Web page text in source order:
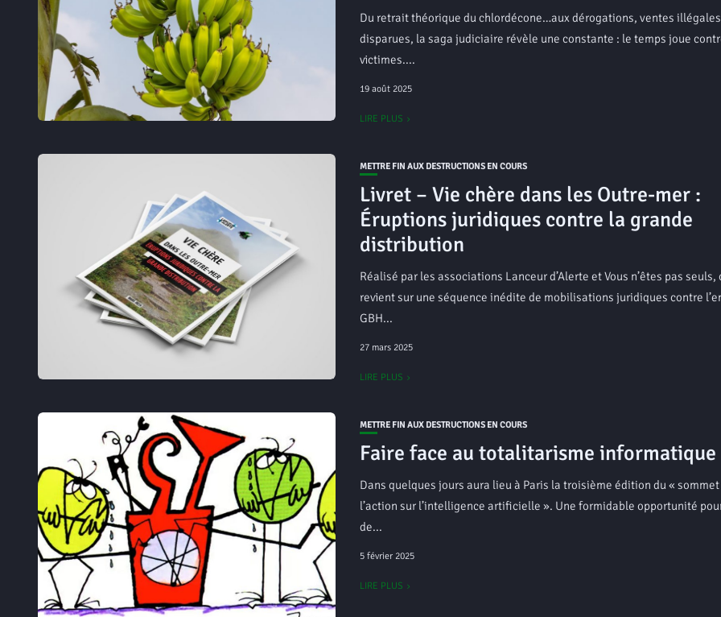
Du retrait théorique du chlordécone…aux dérogations, ventes
disparues, la saga judiciaire révèle une constante : le temps joue
victimes....
19 août 2025
LIRE PLUS
METTRE FIN AUX DESTRUCTIONS EN COURS
Livret – Vie chère dans les Outre-mer :
Éruptions juridiques contre la grande
distribution
Réalisé par les associations Lanceur d’Alerte et Vous n’êtes pas
revient sur une séquence inédite de mobilisations juridiques contre
GBH...
27 mars 2025
LIRE PLUS
METTRE FIN AUX DESTRUCTIONS EN COURS
Faire face au totalitarisme informatique
Dans quelques jours aura lieu à Paris la troisième édition du «
l’action sur l’intelligence artificielle ». Une formidable opportunité
de...
5 février 2025
LIRE PLUS